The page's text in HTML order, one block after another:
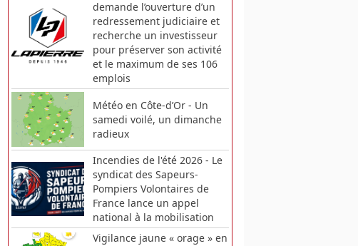
demande l’ouverture d’un
redressement judiciaire et
recherche un investisseur
pour préserver son activité
et le maximum de ses 106
emplois
Météo en Côte-d’Or - Un
samedi voilé, un dimanche
radieux
Incendies de l'été 2026 - Le
syndicat des Sapeurs-
Pompiers Volontaires de
France lance un appel
national à la mobilisation
Vigilance jaune « orage » en